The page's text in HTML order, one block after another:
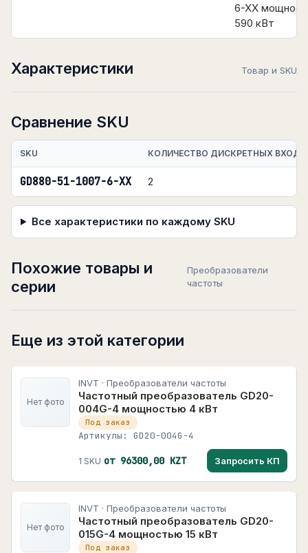
6-XX
590 кВт
Характеристики Товар и SKU
Сравнение SKU
SKU КОЛИЧЕСТВО ДИСКРЕТНЫХ
GD880-51-1007-6-XX 2
Все характеристики по каждому SKU
Похожие товары и
серии
Преобразователи
частоты
Еще из этой категории
Нет фото
INVT · Преобразователи частоты
Частотный преобразователь GD20-
004G-4 мощностью 4 кВт
Под заказ
Артикулы: GD20-004G-4
1 SKU от 96300,00 KZT Запросить КП
Нет фото
INVT · Преобразователи частоты
Частотный преобразователь GD20-
015G-4 мощностью 15 кВт
Под заказ